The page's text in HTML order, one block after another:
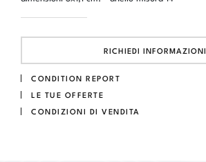
RICHIEDI INFORMAZIONI
CONDITION REPORT
LE TUE OFFERTE
CONDIZIONI DI VENDITA